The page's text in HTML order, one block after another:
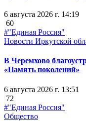
6 августа 2026 г. 14:19
60
#"Единая Россия"
Новости Иркутской
В Черемхово
«Память поколений»
6 августа 2026 г. 13:51
72
#"Единая Россия"
Общество